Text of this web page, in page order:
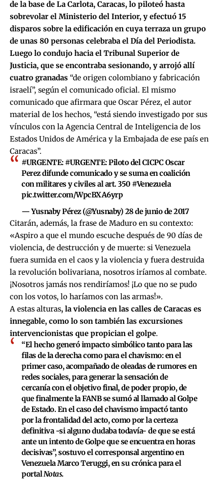
de la base de La Carlota, Caracas, lo piloteó hasta
sobrevolar el Ministerio del Interior, y efectuó 15
disparos sobre la edificación en cuya terraza un grupo
de unas 80 personas celebraba el Día del Periodista.
Luego lo condujo hacia el Tribunal Superior de
Justicia, que se encontraba sesionando, y arrojó allí
cuatro granadas “de origen colombiano y fabricación
israelí”, según el comunicado oficial. El mismo
comunicado que afirmara que Oscar Pérez, el autor
material de los hechos, “está siendo investigado por sus
vínculos con la Agencia Central de Inteligencia de los
Estados Unidos de América y la Embajada de ese país en
Caracas”.
#URGENTE: #URGENTE: Piloto del CICPC Oscar
Perez difunde comunicado y se suma en coalición
con militares y civiles al art. 350 #Venezuela
pic.twitter.com/WpcBXA6yrp
— Yusnaby Pérez (@Yusnaby) 28 de junio de 2017
Citarán, además, la frase de Maduro en su contexto:
«Aspiro a que el mundo escuche después de 90 días de
violencia, de destrucción y de muerte: si Venezuela
fuera sumida en el caos y la violencia y fuera destruida
la revolución bolivariana, nosotros iríamos al combate.
¡Nosotros jamás nos rendiríamos! ¡Lo que no se pudo
con los votos, lo haríamos con las armas!».
A estas alturas, la violencia en las calles de Caracas es
innegable, como lo son también las excursiones
intervencionistas que propician el golpe.
“El hecho generó impacto simbólico tanto para las
filas de la derecha como para el chavismo: en el
primer caso, acompañado de oleadas de rumores en
redes sociales, para generar la sensación de
cercanía con el objetivo final, de poder propio, de
que finalmente la FANB se sumó al llamado al Golpe
de Estado. En el caso del chavismo impactó tanto
por la frontalidad del acto, como por la certeza
definitiva -si alguno dudaba todavía- de que se está
ante un intento de Golpe que se encuentra en horas
decisivas”, sostuvo el corresponsal argentino en
Venezuela Marco Teruggi, en su crónica para el
portal Notas.